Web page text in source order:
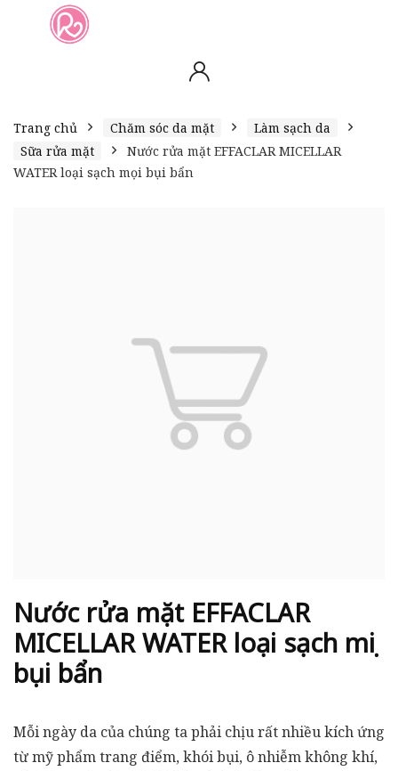
Trang chủ Chăm sóc da mặt
Làm sạch da
Sữa rửa mặt
Nước rửa mặt EFFACLAR MICELLAR
WATER loại sạch mọi bụi bẩn
Nước rửa mặt EFFACLAR
MICELLAR WATER loại sạch mọi
bụi bẩn
Mỗi ngày da của chúng ta phải chịu rất nhiều kích ứng
từ mỹ phẩm trang điểm, khói bụi, ô nhiễm không khí,